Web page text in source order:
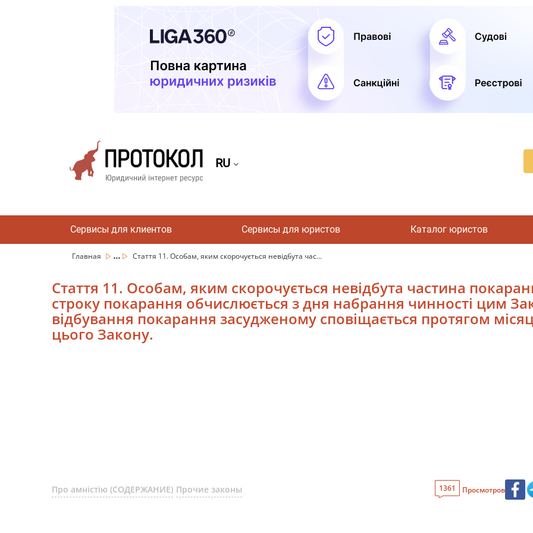
RU
Сервисы для клиентов Сервисы для юристов Каталог юристов
Главная ... Стаття 11. Особам, яким скорочується невідбута час...
Стаття 11. Особам, яким скорочується невідбута частина
строку покарання обчислюється з дня набрання чинності цим
відбування покарання засудженому сповіщається протягом
цього Закону.
Про амністію (СОДЕРЖАНИЕ) Прочие законы 1361 Просмотров